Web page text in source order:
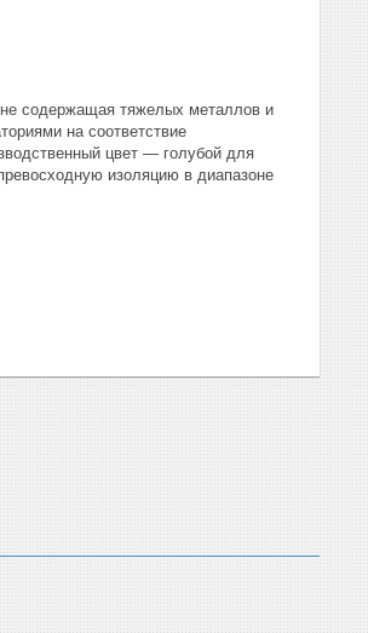
не содержащая тяжелых металлов и
на соответствие
цвет — голубой для
изоляцию в диапазоне